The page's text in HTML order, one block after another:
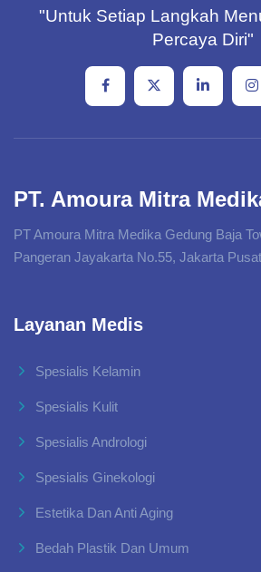
"Untuk Setiap Langkah
Percaya Diri"
PT. Amoura Mitra
PT Amoura Mitra Medika Gedung Baja
Pangeran Jayakarta No.55, Jakarta
Layanan Medis
Spesialis Kelamin
Spesialis Kulit
Spesialis Andrologi
Spesialis Ginekologi
Estetika Dan Anti Aging
Bedah Plastik Dan Umum